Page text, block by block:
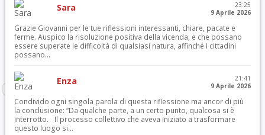
Sara
23:25
9 Aprile 2026
Grazie Giovanni per le tue riflessioni interessanti, chiare, pacate e
ferme. Auspico la risoluzione positiva della vicenda, e che possano
essere superate le difficoltà di qualsiasi natura, affinché i cittadini
possano...
Enza
21:41
9 Aprile 2026
Condivido ogni singola parola di questa riflessione ma ancor di più
la conclusione: “Da qualche parte, a un certo punto, qualcosa si è
interrotto. Il processo collettivo che aveva iniziato a trasformare
questo luogo si...